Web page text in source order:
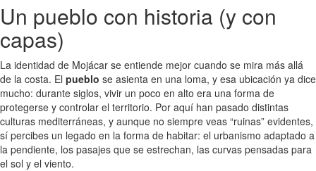
Un pueblo con historia (y con
capas)
La identidad de Mojácar se entiende mejor cuando se mira más allá
de la costa. El pueblo se asienta en una loma, y esa ubicación ya dice
mucho: durante siglos, vivir un poco en alto era una forma de
protegerse y controlar el territorio. Por aquí han pasado distintas
culturas mediterráneas, y aunque no siempre veas “ruinas” evidentes,
sí percibes un legado en la forma de habitar: el urbanismo adaptado a
la pendiente, los pasajes que se estrechan, las curvas pensadas para
el sol y el viento.